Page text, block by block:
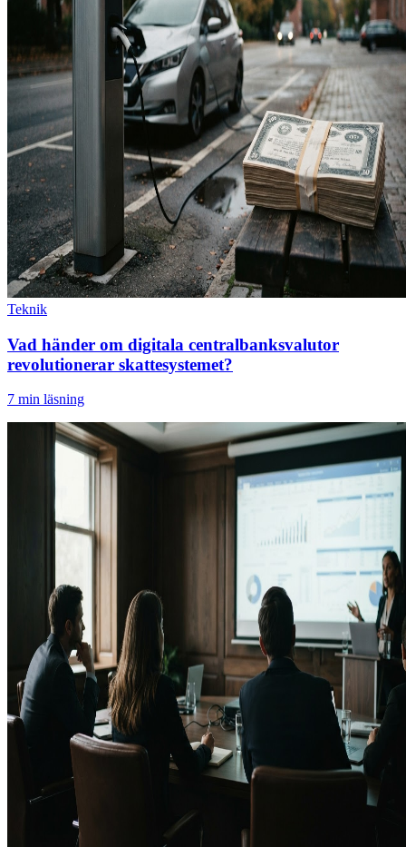
Teknik
Vad händer om digitala centralbanksvalutor
revolutionerar skattesystemet?
7 min läsning